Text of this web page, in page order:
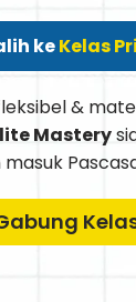
keKelas
&
Mastery